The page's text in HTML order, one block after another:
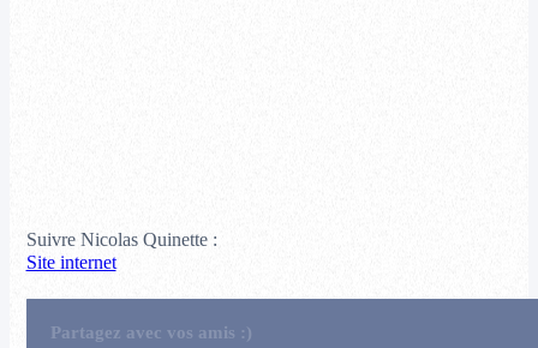
Suivre Nicolas Quinette :
Site internet
Partagez avec vos amis :)